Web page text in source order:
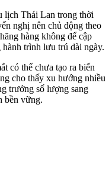
lịch Thái Lan trong thời
nghị nên chủ động theo
hàng không để cập
trình lưu trú dài ngày.
có thể chưa tạo ra biến
cho thấy xu hướng nhiều
trưởng số lượng sang
bền vững.